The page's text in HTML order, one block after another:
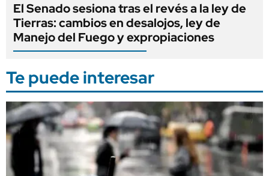
El Senado sesiona tras el revés a la ley de
Tierras: cambios en desalojos, ley de
Manejo del Fuego y expropiaciones
Te puede interesar